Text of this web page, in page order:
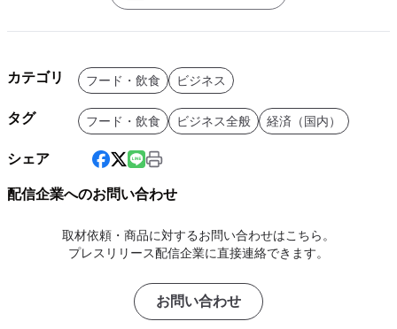
カテゴリ フード・飲食 ビジネス
タグ フード・飲食 ビジネス全般 経済（国内）
シェア
配信企業へのお問い合わせ
取材依頼・商品に対するお問い合わせはこちら。
プレスリリース配信企業に直接連絡できます。
お問い合わせ